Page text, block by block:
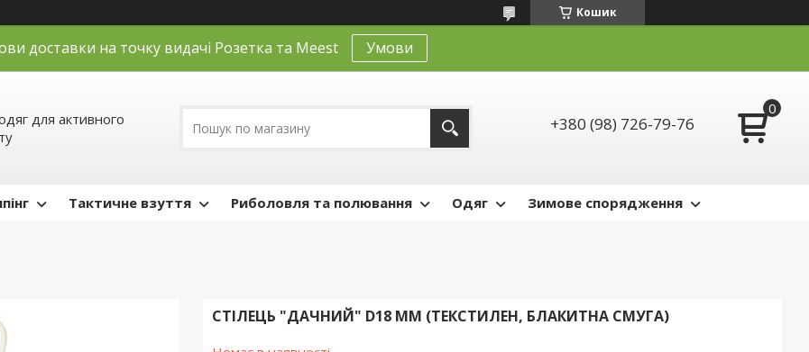
Кошик
доставки на точку видачі Розетка та Meest Умови
для активного
+380 (98) 726-79-76
Тактичне взуття Риболовля та полювання Одяг Зимове спорядження
СТІЛЕЦЬ "ДАЧНИЙ" D18 ММ (ТЕКСТИЛЕН, БЛАКИТНА СМУГА)